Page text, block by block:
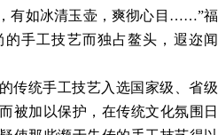
有如冰清玉壶，爽彻心目……”福
手工技艺而独占鳌头，遐迩闻
传统手工技艺入选国家级、省级
被加以保护，在传统文化氛围日